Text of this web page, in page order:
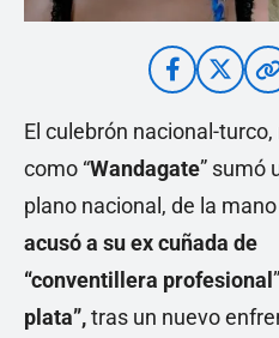
El culebrón nacional-
como “Wandagate” sumó
plano nacional, de la
acusó a su ex cuñada de
“conventillera profesional
plata”,tras un nuevo